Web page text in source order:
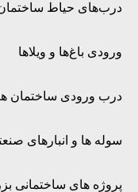
درب‌های حیاط
ورودی باغ‌ها و ویلاها
درب ورودی ساختمان‌
سوله ‌ها و انبارهای
پروژه‌ های ساختمانی